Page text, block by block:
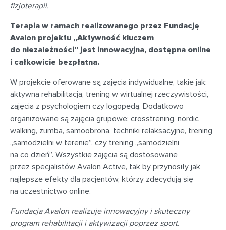
fizjoterapii.
Terapia w ramach realizowanego przez Fundację
Avalon projektu „Aktywność kluczem
do niezależności” jest innowacyjna, dostępna online
i całkowicie bezpłatna.
W projekcie oferowane są zajęcia indywidualne, takie jak:
aktywna rehabilitacja, trening w wirtualnej rzeczywistości,
zajęcia z psychologiem czy logopedą. Dodatkowo
organizowane są zajęcia grupowe: crosstrening, nordic
walking, zumba, samoobrona, techniki relaksacyjne, trening
„samodzielni w terenie”, czy trening „samodzielni
na co dzień”. Wszystkie zajęcia są dostosowane
przez specjalistów Avalon Active, tak by przynosiły jak
najlepsze efekty dla pacjentów, którzy zdecydują się
na uczestnictwo online.
Fundacja Avalon realizuje innowacyjny i skuteczny
program rehabilitacji i aktywizacji poprzez sport.